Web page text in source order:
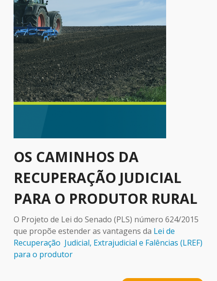
OS CAMINHOS DA
RECUPERAÇÃO JUDICIAL
PARA O PRODUTOR RURAL
O Projeto de Lei do Senado (PLS) número 624/2015
que propõe estender as vantagens da Lei de
Recuperação Judicial, Extrajudicial e Falências (LREF)
para o produtor